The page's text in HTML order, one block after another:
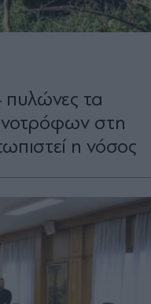
τα
στη
η νόσος